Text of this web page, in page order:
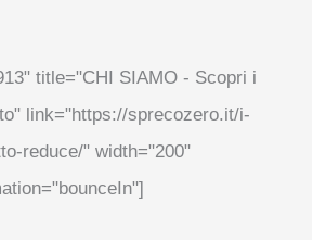
title="CHI SIAMO - Scopri i
link="https://sprecozero.it/i-
reduce/" width="200"